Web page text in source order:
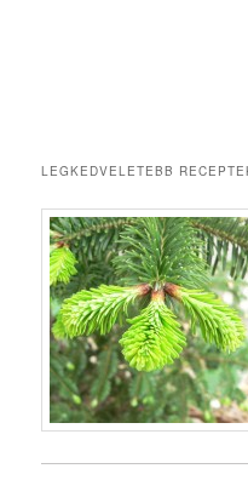
LEGKEDVELETEBB